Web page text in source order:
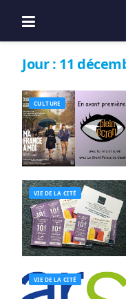
Jour : 11
CULTURE
VIE DE LA CITÉ
VIE DE LA CITÉ